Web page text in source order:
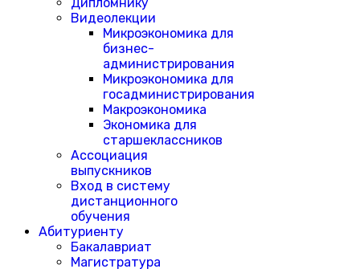
Видеолекции
Микроэкономика для
бизнес-
администрирования
Микроэкономика для
госадминистрирования
Макроэкономика
Экономика для
старшеклассников
Ассоциация
выпускников
Вход в систему
дистанционного
обучения
Абитуриенту
Бакалавриат
Магистратура